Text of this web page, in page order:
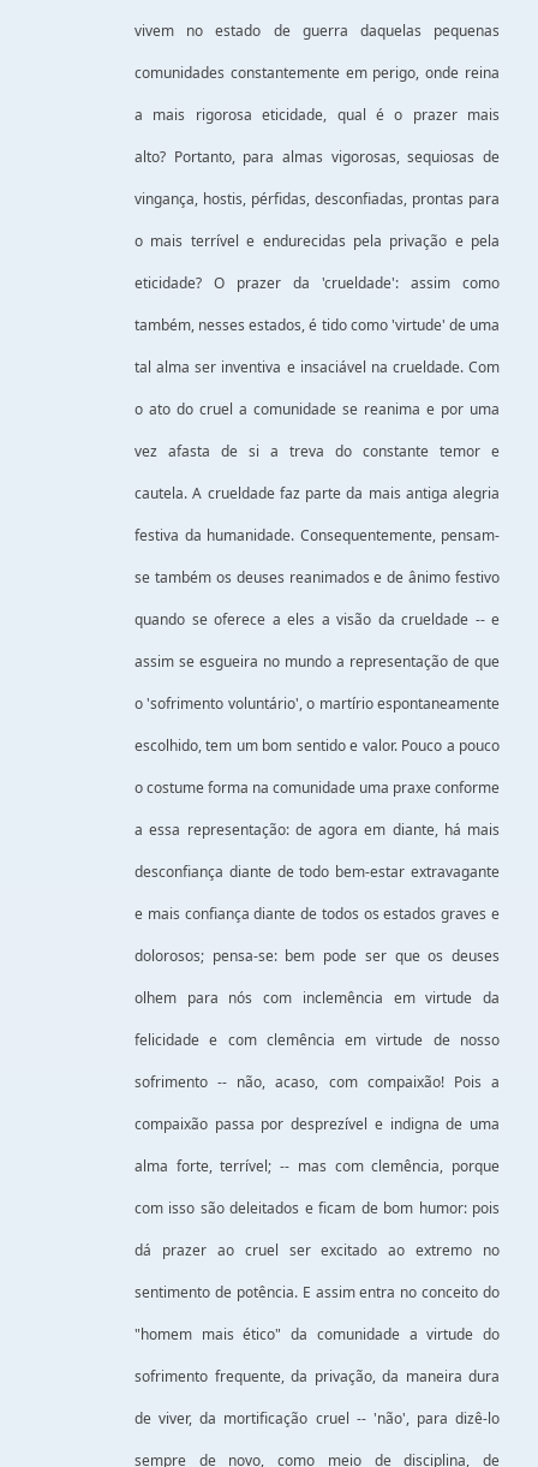
vivem no estado de guerra daquelas pequenas
comunidades constantemente em perigo, onde reina
a mais rigorosa eticidade, qual é o prazer mais
alto? Portanto, para almas vigorosas, sequiosas de
vingança, hostis, pérfidas, desconfiadas, prontas para
o mais terrível e endurecidas pela privação e pela
eticidade? O prazer da 'crueldade': assim como
também, nesses estados, é tido como 'virtude' de uma
tal alma ser inventiva e insaciável na crueldade. Com
o ato do cruel a comunidade se reanima e por uma
vez afasta de si a treva do constante temor e
cautela. A crueldade faz parte da mais antiga alegria
festiva da humanidade. Consequentemente, pensam-
se também os deuses reanimados e de ânimo festivo
quando se oferece a eles a visão da crueldade -- e
assim se esgueira no mundo a representação de que
o 'sofrimento voluntário', o martírio espontaneamente
escolhido, tem um bom sentido e valor. Pouco a pouco
o costume forma na comunidade uma praxe conforme
a essa representação: de agora em diante, há mais
desconfiança diante de todo bem-estar extravagante
e mais confiança diante de todos os estados graves e
dolorosos; pensa-se: bem pode ser que os deuses
olhem para nós com inclemência em virtude da
felicidade e com clemência em virtude de nosso
sofrimento -- não, acaso, com compaixão! Pois a
compaixão passa por desprezível e indigna de uma
alma forte, terrível; -- mas com clemência, porque
com isso são deleitados e ficam de bom humor: pois
dá prazer ao cruel ser excitado ao extremo no
sentimento de potência. E assim entra no conceito do
"homem mais ético" da comunidade a virtude do
sofrimento frequente, da privação, da maneira dura
de viver, da mortificação cruel -- 'não', para dizê-lo
sempre de novo, como meio de disciplina, de